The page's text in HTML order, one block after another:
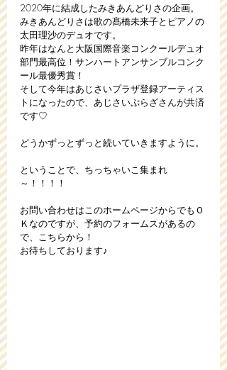
2020年に結成したみきあんどりさの企画。
みきあんどりさは歌の髙橋未来子とピアノの
太田理沙のデュオです。
昨年はなんと大阪国際音楽コンクールデュオ
部門最高位！サンハートアンサンブルコンク
ール最優秀賞！
そして今年はあじさいプラザ登録アーティス
トになったので、あじさいぷらざさんが共済
です♡
どうかずっとずっと続いていきますように。
ということで、ちっちゃいこ集まれ
～！！！！
お問い合わせはこのホームページからでもＯ
Ｋなのですが、予約のフォームスがあるの
で、こちらから！
お待ちしております♪